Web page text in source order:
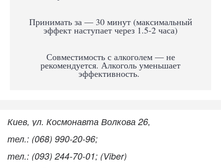
Принимать за — 30 минут (максимальный
эффект наступает через 1.5-2 часа)
Совместимость с алкоголем — не
рекомендуется. Алкоголь уменьшает
эффективность.
Киев, ул. Космонавта Волкова 26,
тел.: (068) 990-20-96;
тел.: (093) 244-70-01; (Viber)